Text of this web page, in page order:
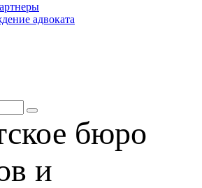
адвоката
бюро
и